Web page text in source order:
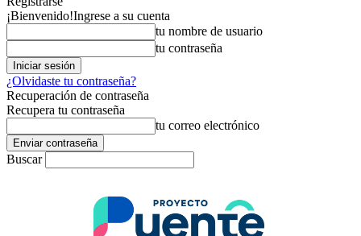
¡Bienvenido!Ingrese a su cuenta
tu nombre de usuario
tu contraseña
¿Olvidaste tu contraseña?
Recuperación de contraseña
Recupera tu contraseña
tu correo electrónico
Buscar